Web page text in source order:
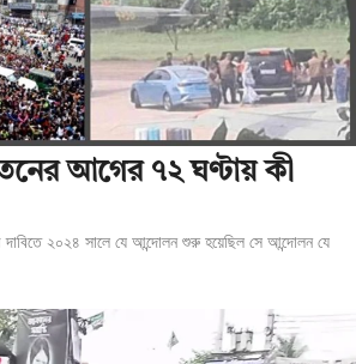
আগের ৭২ ঘণ্টায় কী
দাবিতে ২০২৪ সালে যে আন্দোলন শুরু হয়েছিল সে আন্দোলন যে